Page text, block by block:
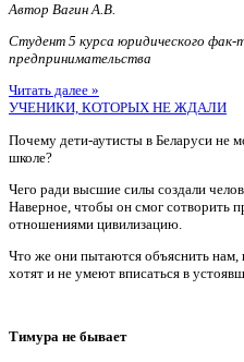
Автор Вагин А.В.
Студент 5 курса юридического
предпринимательства
Читать далее »
УЧЕНИКИ, КОТОРЫХ НЕ ЖДАЛИ
Почему дети-аутисты в Беларуси не
школе?
Чего ради высшие силы создали
Наверное, чтобы он смог сотворить
отношениями цивилизацию.
Что же они пытаются объяснить нам,
хотят и не умеют вписаться в
Тимура не бывает